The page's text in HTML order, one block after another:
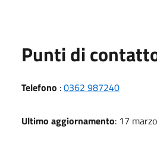
Punti di
Telefono :0362 987240
Ultimo aggiornamento: 17